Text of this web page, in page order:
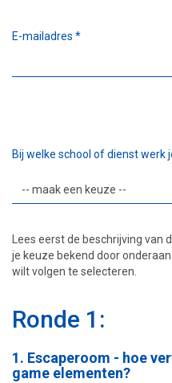
E-mailadres *
Bij welke school of dienst werk
Lees eerst de beschrijving van
je keuze bekend door
wilt volgen te selecteren.
Ronde 1:
1. Escaperoom - hoe
game elementen?